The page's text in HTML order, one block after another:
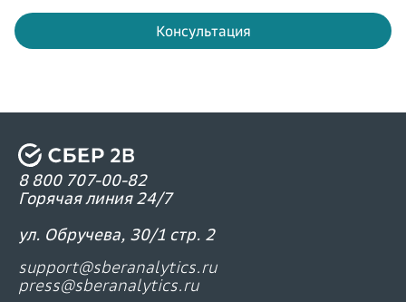
Консультация
8 800 707-00-82
Горячая линия 24/7
ул. Обручева, 30/1 стр. 2
support@sberanalytics.ru
press@sberanalytics.ru